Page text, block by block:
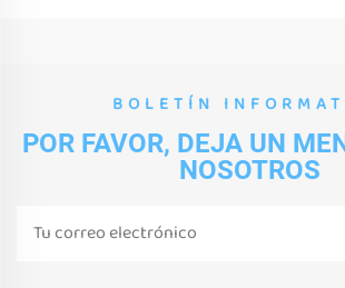
BOLETÍN
POR FAVOR, DEJA UN
NOSOTROS